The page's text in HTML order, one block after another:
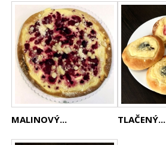
MALINOVÝ... TLAČENÝ...